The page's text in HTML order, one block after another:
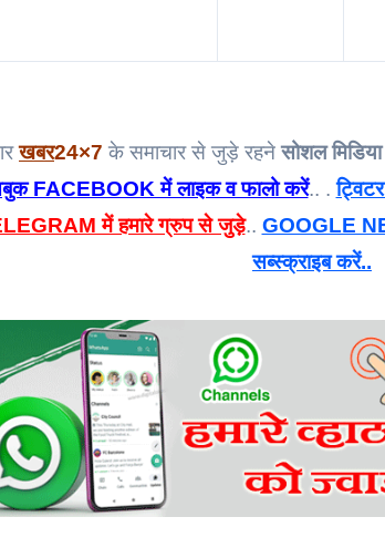
खबर24×7 के समाचार से जुड़े रहनेसोशल मिडिया
FACEBOOK में लाइक व फालो करें.. .
में हमारे ग्रुप से जुड़े.. GOOGLE
सब्स्क्राइब करें..